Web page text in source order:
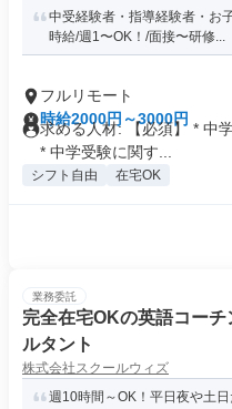
中受経験者・指導経験者・お
時給/週1〜OK！/面接〜研修...
フルリモート
時給2000円～3000円
求める人材: 【必須】 * 中
* 中学受験に関す...
シフト自由 在宅OK
業務委託
完全在宅OKの英語コー
ルタント
株式会社スクールウィズ
週10時間～OK！平日夜や土